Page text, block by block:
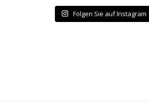
Folgen Sie auf Instagram